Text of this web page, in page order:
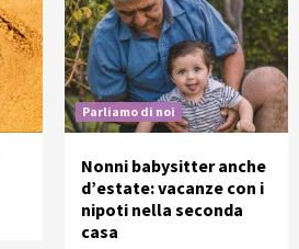
Parliamo di noi
Nonni babysitter anche
d’estate: vacanze con i
nipoti nella seconda
casa